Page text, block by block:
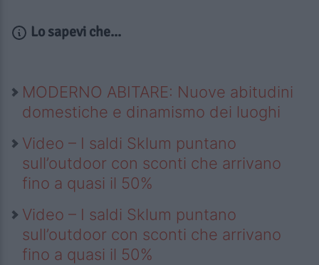
Lo sapevi che...
MODERNO ABITARE: Nuove abitudini
domestiche e dinamismo dei luoghi
Video – I saldi Sklum puntano
sull’outdoor con sconti che arrivano
fino a quasi il 50%
Video – I saldi Sklum puntano
sull’outdoor con sconti che arrivano
fino a quasi il 50%